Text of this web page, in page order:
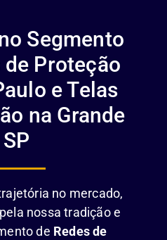
Segmento
de Proteção
e Telas
na Grande
SP
no mercado,
nossa tradição e
de Redes de